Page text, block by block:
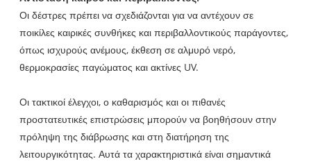
Οι δέστρες πρέπει να σχεδιάζονται για να αντέχουν σε
ποικίλες καιρικές συνθήκες και περιβαλλοντικούς παράγοντες,
όπως ισχυρούς ανέμους, έκθεση σε αλμυρό νερό,
θερμοκρασίες παγώματος και ακτίνες UV.
Οι τακτικοί έλεγχοι, ο καθαρισμός και οι πιθανές
προστατευτικές επιστρώσεις μπορούν να βοηθήσουν στην
πρόληψη της διάβρωσης και στη διατήρηση της
λειτουργικότητας. Αυτά τα χαρακτηριστικά είναι σημαντικά